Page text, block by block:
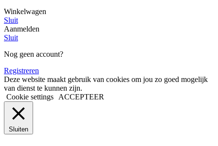
Winkelwagen
Sluit
Aanmelden
Sluit
Nog geen account?
Registreren
Deze website maakt gebruik van cookies om jou zo goed mogelijk
van dienst te kunnen zijn.
Cookie settings ACCEPTEER
Sluiten